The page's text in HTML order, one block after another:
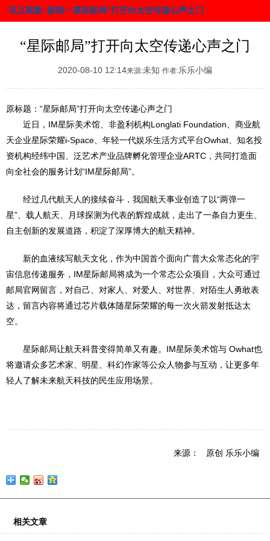
巩义视窗>新闻>“星际邮局”打开向太空传递心声之门
“星际邮局”打开向太空传递心声之门
2020-08-10 12:14来源:未知 作者:乐乐小编
原标题：“星际邮局”打开向太空传递心声之门
近日，IM星际美术馆、非盈利机构Longlati Foundation、商业航
天企业星际荣耀i-Space、年轻一代娱乐生活方式平台Owhat、知名投
资机构经纬中国、泛艺术产业品牌孵化管理企业ARTC，共同打造面
向全社会的服务计划“IM星际邮局”。
经过几代航天人的接续奋斗，我国航天事业创造了以“两弹一
星”、载人航天、月球探测为代表的辉煌成就，走出了一条自力更生、
自主创新的发展道路，积淀了深厚博大的航天精神。
新的血液续写航天文化，作为中国首个面向广普大众常态化的宇
宙信息传递服务，IM星际邮局将成为一个常态公众项目，大众可通过
邮局官网留言，对自己、对家人、对爱人、对世界、对陌生人勇敢表
达，留言内容将通过芯片载体随星际荣耀的每一次火箭发射抵达太
空。
星际邮局让航天科普变得简单又有趣。IM星际美术馆与 Owhat也
将邀请众多艺术家、明星、科幻作家等公众人物参与互动，让更多年
轻人了解未来航天科技的民生应用场景。
来源： 原创 乐乐小编
相关文章